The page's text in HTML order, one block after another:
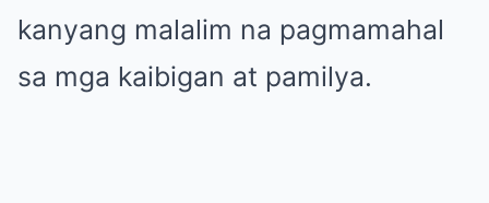
kanyang malalim na pagmamahal
sa mga kaibigan at pamilya.